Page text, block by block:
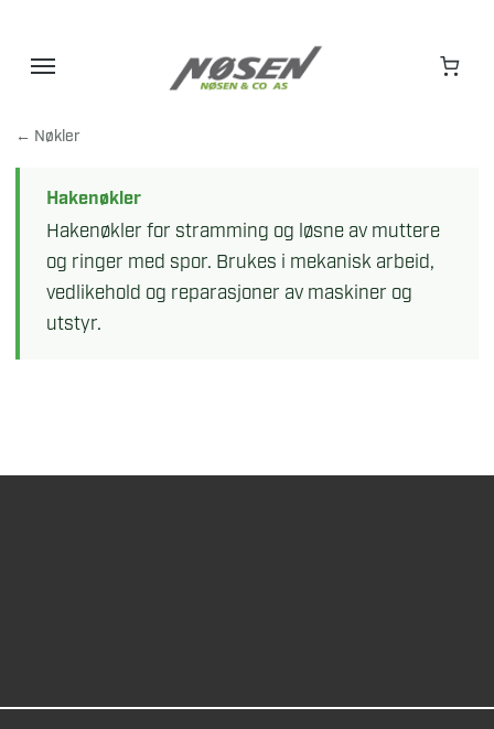
← Nøkler
Hakenøkler
Hakenøkler for stramming og løsne av muttere
og ringer med spor. Brukes i mekanisk arbeid,
vedlikehold og reparasjoner av maskiner og
utstyr.